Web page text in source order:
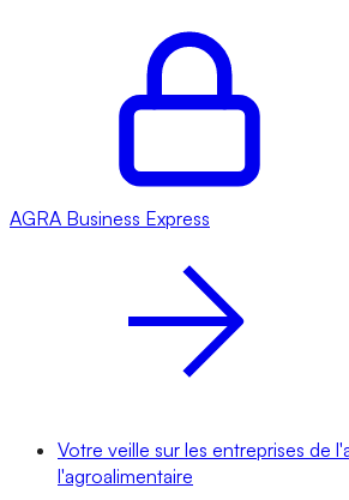
AGRA Business Express
Votre veille sur les entreprises de
l'agroalimentaire